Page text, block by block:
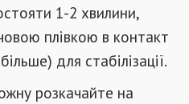
1-2 хвилини,
плівкою в контакт
для стабілізації.
розкачайте на